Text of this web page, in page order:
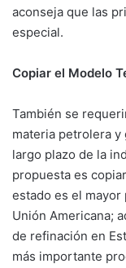
aconseja que las
especial.
Copiar el Modelo
También se
materia petrolera
largo plazo de la
propuesta es
estado es el
Unión Americana;
de refinación en
más importante